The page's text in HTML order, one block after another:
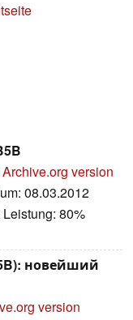
Archive.org version
08.03.2012
80%
новейший
version